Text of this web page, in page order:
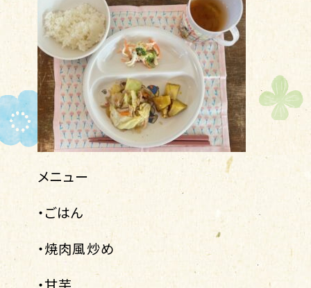
メニュー
・ごはん
・焼肉風炒め